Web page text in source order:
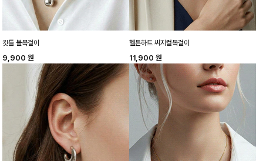
킷틀 볼목걸이
9,900 원
헬튼하트 써지컬목걸이
11,900 원